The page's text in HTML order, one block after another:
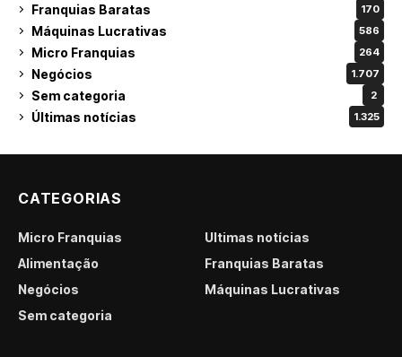
Franquias Baratas 170
Máquinas Lucrativas 586
Micro Franquias 264
Negócios 1.707
Sem categoria 2
Últimas notícias 1.325
CATEGORIAS
Micro Franquias
Últimas notícias
Alimentação
Franquias Baratas
Negócios
Máquinas Lucrativas
Sem categoria